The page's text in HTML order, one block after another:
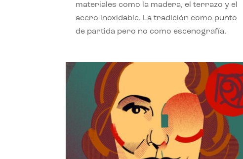
materiales como la madera, el terrazo y el
acero inoxidable. La tradición como punto
de partida pero no como escenografía.